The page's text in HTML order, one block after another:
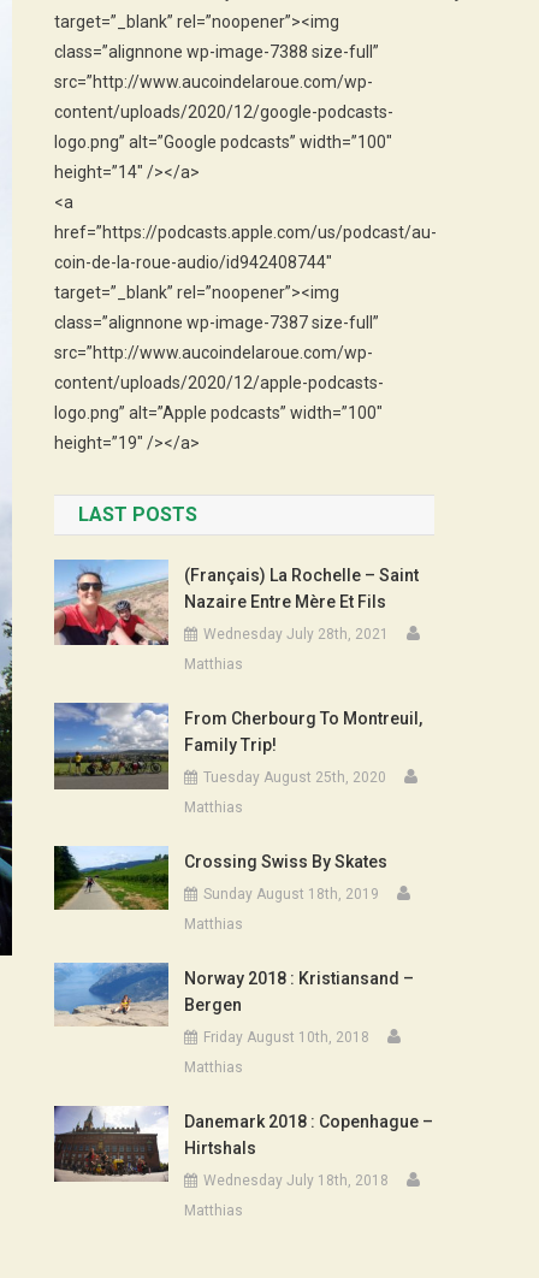
target=”_blank” rel=”noopener”><img
class=”alignnone wp-image-7388 size-full”
src=”http://www.aucoindelaroue.com/wp-
content/uploads/2020/12/google-podcasts-
logo.png” alt=”Google podcasts” width=”100″
height=”14″ /></a>
<a
href=”https://podcasts.apple.com/us/podcast/au-
coin-de-la-roue-audio/id942408744″
target=”_blank” rel=”noopener”><img
class=”alignnone wp-image-7387 size-full”
src=”http://www.aucoindelaroue.com/wp-
content/uploads/2020/12/apple-podcasts-
logo.png” alt=”Apple podcasts” width=”100″
height=”19″ /></a>
LAST POSTS
(Français) La Rochelle – Saint
Nazaire Entre Mère Et Fils
Wednesday July 28th, 2021
Matthias
From Cherbourg To Montreuil,
Family Trip!
Tuesday August 25th, 2020
Matthias
Crossing Swiss By Skates
Sunday August 18th, 2019
Matthias
Norway 2018 : Kristiansand –
Bergen
Friday August 10th, 2018
Matthias
Danemark 2018 : Copenhague –
Hirtshals
Wednesday July 18th, 2018
Matthias